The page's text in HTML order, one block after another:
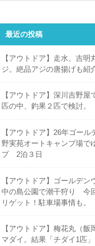
最近の投稿
【アウトドア】走水、吉明
ジ。絶品アジの唐揚げも紹
【アウトドア】深川吉野
匹の中、釣果２匹で検討。
【アウトドア】26年ゴー
野実苑オートキャンプ場で
プ 2泊３日
【アウトドア】ゴールデ
中の島公園で潮干狩り 今
リゲット！駐車場事情も。
【アウトドア】梅花丸（飯
マダイ。結果「チダイ1匹